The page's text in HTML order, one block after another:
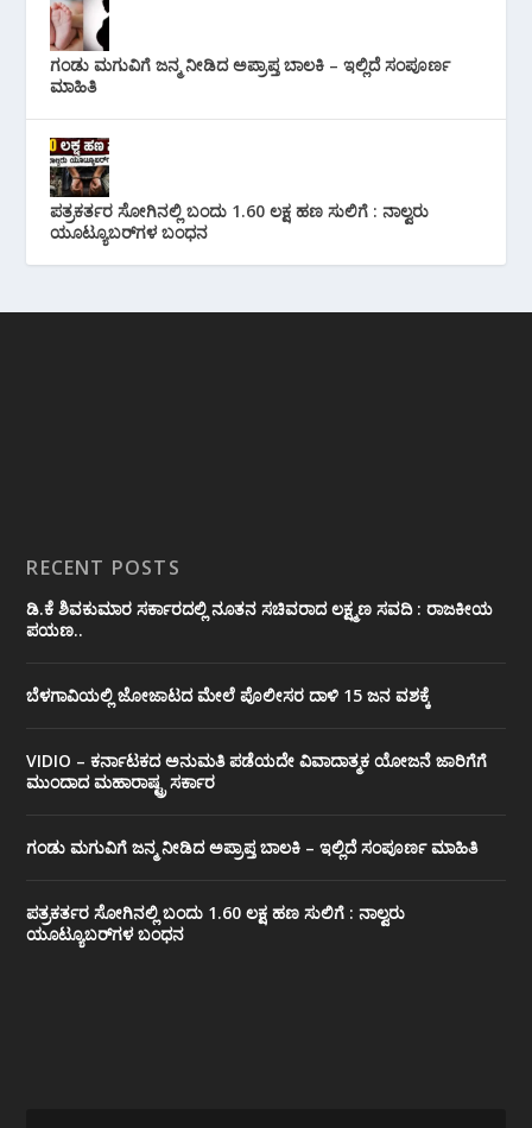
ಗಂಡು ಮಗುವಿಗೆ ಜನ್ಮ ನೀಡಿದ ಅಪ್ರಾಪ್ತ ಬಾಲಕಿ – ಇಲ್ಲಿದೆ ಸಂಪೂರ್ಣ
ಮಾಹಿತಿ
ಪತ್ರಕರ್ತರ ಸೋಗಿನಲ್ಲಿ ಬಂದು 1.60 ಲಕ್ಷ ಹಣ ಸುಲಿಗೆ : ನಾಲ್ವರು
ಯೂಟ್ಯೂಬರ್‌ಗಳ ಬಂಧನ
RECENT POSTS
ಡಿ.ಕೆ ಶಿವಕುಮಾರ ಸರ್ಕಾರದಲ್ಲಿ ನೂತನ ಸಚಿವರಾದ ಲಕ್ಷ್ಮಣ ಸವದಿ : ರಾಜಕೀಯ
ಪಯಣ..
ಬೆಳಗಾವಿಯಲ್ಲಿ ಜೋಜಾಟದ ಮೇಲೆ ಪೊಲೀಸರ ದಾಳಿ 15 ಜನ ವಶಕ್ಕೆ
VIDIO – ಕರ್ನಾಟಕದ ಅನುಮತಿ ಪಡೆಯದೇ ವಿವಾದಾತ್ಮಕ ಯೋಜನೆ ಜಾರಿಗೆಗೆ
ಮುಂದಾದ ಮಹಾರಾಷ್ಟ್ರ ಸರ್ಕಾರ
ಗಂಡು ಮಗುವಿಗೆ ಜನ್ಮ ನೀಡಿದ ಅಪ್ರಾಪ್ತ ಬಾಲಕಿ – ಇಲ್ಲಿದೆ ಸಂಪೂರ್ಣ ಮಾಹಿತಿ
ಪತ್ರಕರ್ತರ ಸೋಗಿನಲ್ಲಿ ಬಂದು 1.60 ಲಕ್ಷ ಹಣ ಸುಲಿಗೆ : ನಾಲ್ವರು
ಯೂಟ್ಯೂಬರ್‌ಗಳ ಬಂಧನ